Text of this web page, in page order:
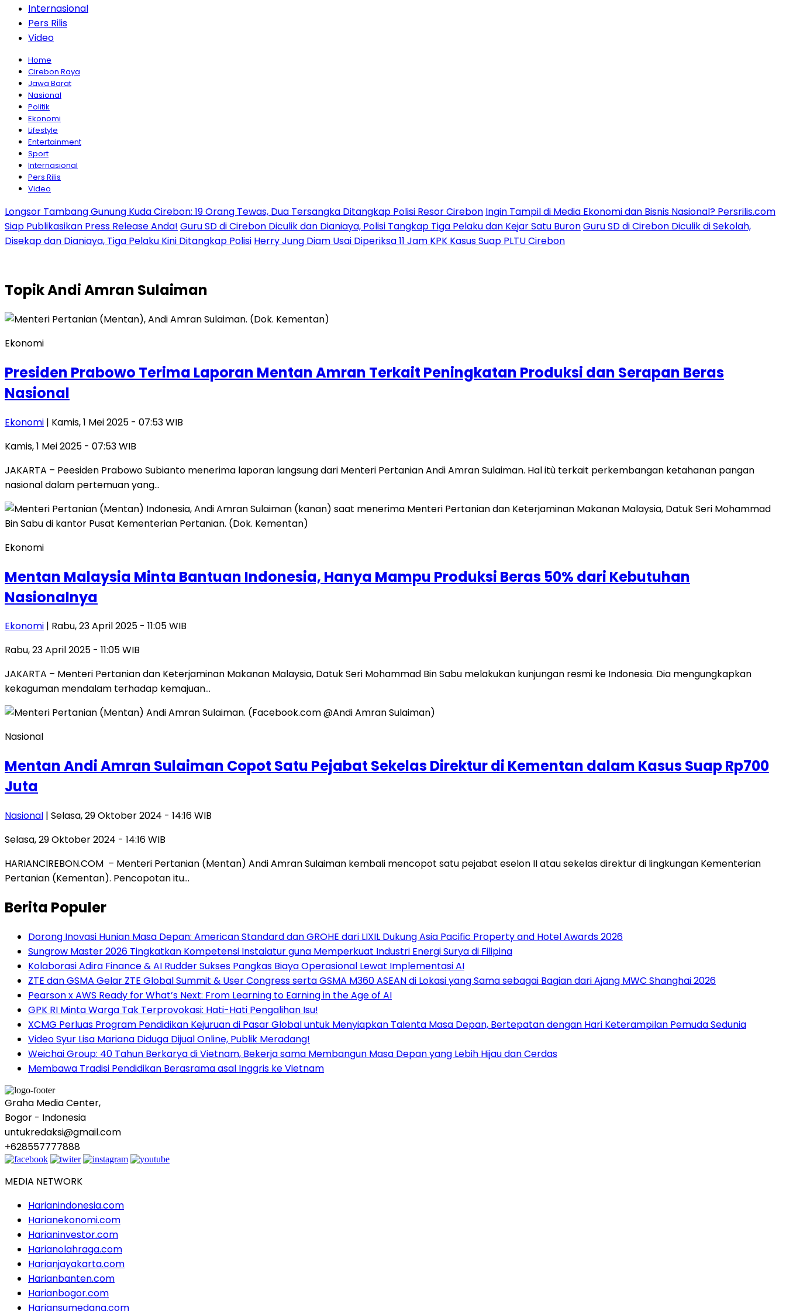
Internasional
Pers Rilis
Video
Home
Cirebon Raya
Jawa Barat
Nasional
Politik
Ekonomi
Lifestyle
Entertainment
Sport
Internasional
Pers Rilis
Video
Longsor Tambang Gunung Kuda Cirebon: 19 Orang Tewas, Dua Tersangka Ditangkap Polisi Resor Cirebon Ingin Tampil di Media Ekonomi dan Bisnis Nasional? Persrilis.com
Siap Publikasikan Press Release Anda! Guru SD di Cirebon Diculik dan Dianiaya, Polisi Tangkap Tiga Pelaku dan Kejar Satu BuronGuru SD di Cirebon Diculik di Sekolah,
Disekap dan Dianiaya, Tiga Pelaku Kini Ditangkap Polisi Herry Jung Diam Usai Diperiksa 11 Jam KPK Kasus Suap PLTU Cirebon
TopikAndi Amran Sulaiman
Ekonomi
Presiden Prabowo Terima Laporan Mentan Amran Terkait Peningkatan Produksi dan Serapan Beras
Nasional
Ekonomi | Kamis, 1 Mei 2025 - 07:53 WIB
Kamis, 1 Mei 2025 - 07:53 WIB
JAKARTA – Peesiden Prabowo Subianto menerima laporan langsung dari Menteri Pertanian Andi Amran Sulaiman. Hal itù terkait perkembangan ketahanan pangan
nasional dalam pertemuan yang…
Ekonomi
Mentan Malaysia Minta Bantuan Indonesia, Hanya Mampu Produksi Beras 50% dari Kebutuhan
Nasionalnya
Ekonomi | Rabu, 23 April 2025 - 11:05 WIB
Rabu, 23 April 2025 - 11:05 WIB
JAKARTA – Menteri Pertanian dan Keterjaminan Makanan Malaysia, Datuk Seri Mohammad Bin Sabu melakukan kunjungan resmi ke Indonesia. Dia mengungkapkan
kekaguman mendalam terhadap kemajuan…
Nasional
Mentan Andi Amran Sulaiman Copot Satu Pejabat Sekelas Direktur di Kementan dalam Kasus Suap Rp700
Juta
Nasional | Selasa, 29 Oktober 2024 - 14:16 WIB
Selasa, 29 Oktober 2024 - 14:16 WIB
HARIANCIREBON.COM – Menteri Pertanian (Mentan) Andi Amran Sulaiman kembali mencopot satu pejabat eselon II atau sekelas direktur di lingkungan Kementerian
Pertanian (Kementan). Pencopotan itu…
Berita Populer
Dorong Inovasi Hunian Masa Depan: American Standard dan GROHE dari LIXIL Dukung Asia Pacific Property and Hotel Awards 2026
Sungrow Master 2026 Tingkatkan Kompetensi Instalatur guna Memperkuat Industri Energi Surya di Filipina
Kolaborasi Adira Finance & AI Rudder Sukses Pangkas Biaya Operasional Lewat Implementasi AI
ZTE dan GSMA Gelar ZTE Global Summit & User Congress serta GSMA M360 ASEAN di Lokasi yang Sama sebagai Bagian dari Ajang MWC Shanghai 2026
Pearson x AWS Ready for What’s Next: From Learning to Earning in the Age of AI
GPK RI Minta Warga Tak Terprovokasi: Hati-Hati Pengalihan Isu!
XCMG Perluas Program Pendidikan Kejuruan di Pasar Global untuk Menyiapkan Talenta Masa Depan, Bertepatan dengan Hari Keterampilan Pemuda Sedunia
Video Syur Lisa Mariana Diduga Dijual Online, Publik Meradang!
Weichai Group: 40 Tahun Berkarya di Vietnam, Bekerja sama Membangun Masa Depan yang Lebih Hijau dan Cerdas
Membawa Tradisi Pendidikan Berasrama asal Inggris ke Vietnam
Graha Media Center,
Bogor - Indonesia
untukredaksi@gmail.com
+628557777888
MEDIA NETWORK
Harianindonesia.com
Harianekonomi.com
Harianinvestor.com
Harianolahraga.com
Harianjayakarta.com
Harianbanten.com
Harianbogor.com
Hariansumedang.com